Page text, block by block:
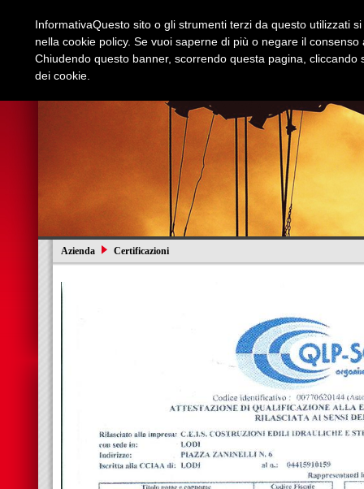
Azienda Certificazioni
InformativaQuesto sito o gli strumenti terzi da questo utilizzati
nella cookie policy. Se vuoi saperne di più o negare il
Chiudendo questo banner, scorrendo questa pagina,
dei cookie.